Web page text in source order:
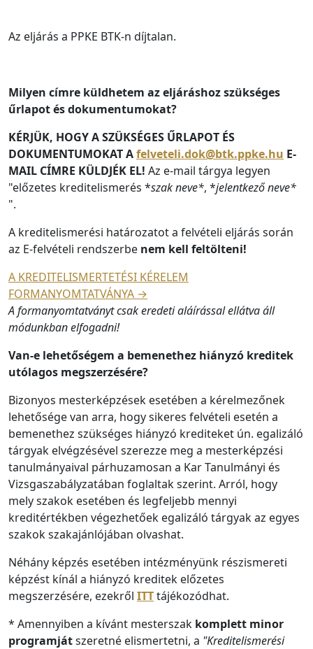
Az eljárás a PPKE BTK-n díjtalan.
Milyen címre küldhetem az eljáráshoz szükséges
űrlapot és dokumentumokat?
KÉRJÜK, HOGY A SZÜKSÉGES ŰRLAPOT ÉS
DOKUMENTUMOKAT Afelveteli.dok@btk.ppke.hu E-
MAIL CÍMRE KÜLDJÉK EL! Az e-mail tárgya legyen
"előzetes kreditelismerés *szak neve*, *jelentkező neve*
".
A kreditelismerési határozatot a felvételi eljárás során
az E-felvételi rendszerbe nem kell feltölteni!
A KREDITELISMERTETÉSI KÉRELEM
FORMANYOMTATVÁNYA →
A formanyomtatványt csak eredeti aláírással ellátva áll
módunkban elfogadni!
Van-e lehetőségem a bemenethez hiányzó kreditek
utólagos megszerzésére?
Bizonyos mesterképzések esetében a kérelmezőnek
lehetősége van arra, hogy sikeres felvételi esetén a
bemenethez szükséges hiányzó krediteket ún. egalizáló
tárgyak elvégzésével szerezze meg a mesterképzési
tanulmányaival párhuzamosan a Kar Tanulmányi és
Vizsgaszabályzatában foglaltak szerint. Arról, hogy
mely szakok esetében és legfeljebb mennyi
kreditértékben végezhetőek egalizáló tárgyak az egyes
szakok szakajánlójában olvashat.
Néhány képzés esetében intézményünk részismereti
képzést kínál a hiányzó kreditek előzetes
megszerzésére, ezekről ITTtájékozódhat.
* Amennyiben a kívánt mesterszak komplett minor
programjátszeretné elismertetni, a "Kreditelismerési